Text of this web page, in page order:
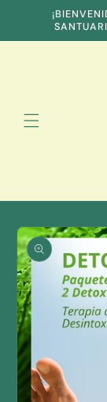
Skip to
content
Skip to
product
information